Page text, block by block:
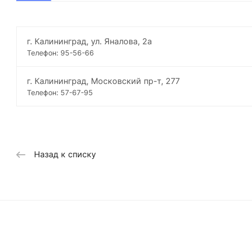
г. Калининград, ул. Яналова, 2а
Телефон: 95-56-66
г. Калининград, Московский пр-т, 277
Телефон: 57-67-95
Назад к списку